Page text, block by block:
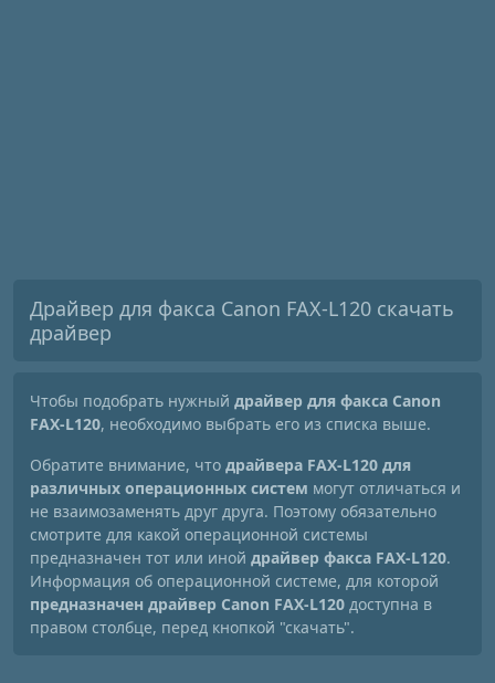
Драйвер для факса Canon FAX-L120 скачать
драйвер
Чтобы подобрать нужный драйвер для факса Canon
FAX-L120, необходимо выбрать его из списка выше.
Обратите внимание, что драйвера FAX-L120 для
различных операционных систем могут отличаться и
не взаимозаменять друг друга. Поэтому обязательно
смотрите для какой операционной системы
предназначен тот или иной драйвер факса FAX-L120.
Информация об операционной системе, для которой
предназначен драйвер Canon FAX-L120 доступна в
правом столбце, перед кнопкой "скачать".